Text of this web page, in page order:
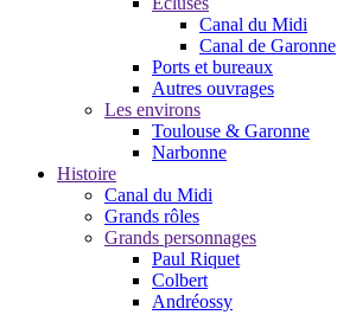
Canal du Midi
Canal de Garonne
Ports et bureaux
Autres ouvrages
Les environs
Toulouse & Garonne
Narbonne
Histoire
Canal du Midi
Grands rôles
Grands personnages
Paul Riquet
Colbert
Andréossy